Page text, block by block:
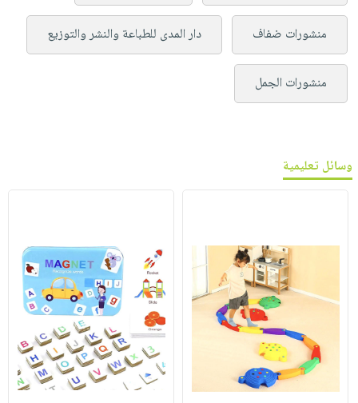
منشورات ضفاف دار المدى للطباعة والنشر والتوزيع
منشورات الجمل
وسائل تعليمية